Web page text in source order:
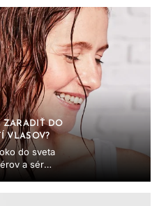
ZARADIŤ DO
VLASOV?
do sveta
a sér